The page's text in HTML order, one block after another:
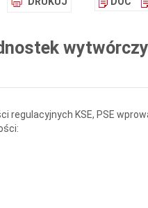
regulacyjnych KSE, PSE